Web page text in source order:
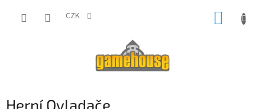
CZK
Herní Ovladače